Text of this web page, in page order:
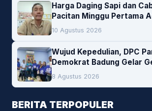
Harga Daging Sapi dan
Pacitan Minggu Pertama
1,66 Persen. Ini Penjelasan
10 Agustus 2026
Wujud Kepedulian, DPC
Demokrat Badung Gelar
Darah
8 Agustus 2026
BERITA TERPOPULER